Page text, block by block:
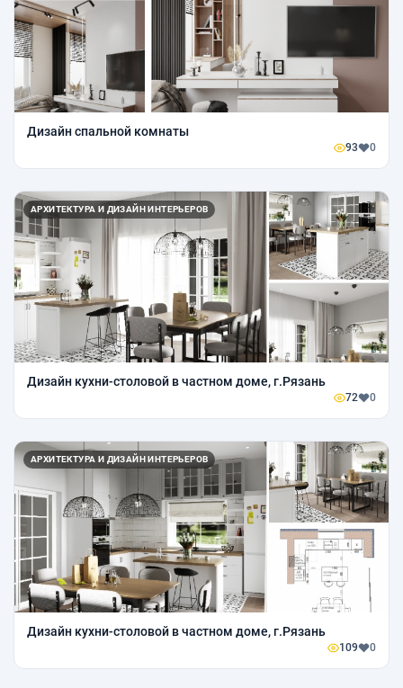
Дизайн спальной комнаты
93 0
АРХИТЕКТУРА И ДИЗАЙН ИНТЕРЬЕРОВ
Дизайн кухни-столовой в частном доме, г.Рязань
72 0
АРХИТЕКТУРА И ДИЗАЙН ИНТЕРЬЕРОВ
Дизайн кухни-столовой в частном доме, г.Рязань
109 0